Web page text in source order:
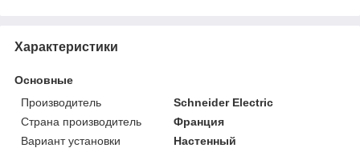
Характеристики
Основные
Производитель
Schneider Electric
Страна производитель
Франция
Вариант установки
Настенный